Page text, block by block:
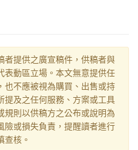
者提供之廣宣稿件，供稿者與
表動區立場。本文無意提供任
也不應被視為購買、出售或持
提及之任何服務、方案或工具
則以供稿方之公布或說明為
險或損失負責，提醒讀者進行
核。